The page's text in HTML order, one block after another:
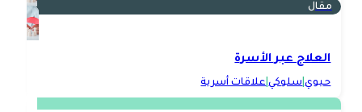
مقال
العلاج عبر الأسرة
حيوي| سلوكي| علاقات أسرية